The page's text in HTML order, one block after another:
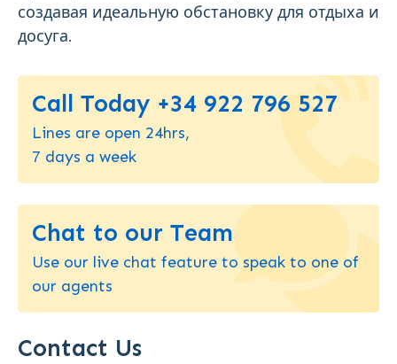
создавая идеальную обстановку для отдыха и
досуга.
Call Today +34 922 796 527
Lines are open 24hrs,
7 days a week
Chat to our Team
Use our live chat feature to speak to one of
our agents
Contact Us